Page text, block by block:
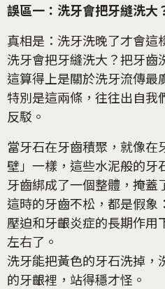
誤區一：洗牙會把牙縫洗大
真相是：洗牙洗晚了才會這
洗牙會把牙縫洗大？把牙齒
這算得上是關於洗牙流傳最
特別是這兩條，往往出自我
反駁。
當牙石在牙齒積聚，就像在
壁」一樣，這些水泥般的牙
牙齒綁成了一個整體，掩蓋
這時的牙齒不松，都是假象
壓迫和牙齦炎症的長期作用
左右了。
洗牙能把黃色的牙石洗掉，
的牙齦裡，站得穩才怪。